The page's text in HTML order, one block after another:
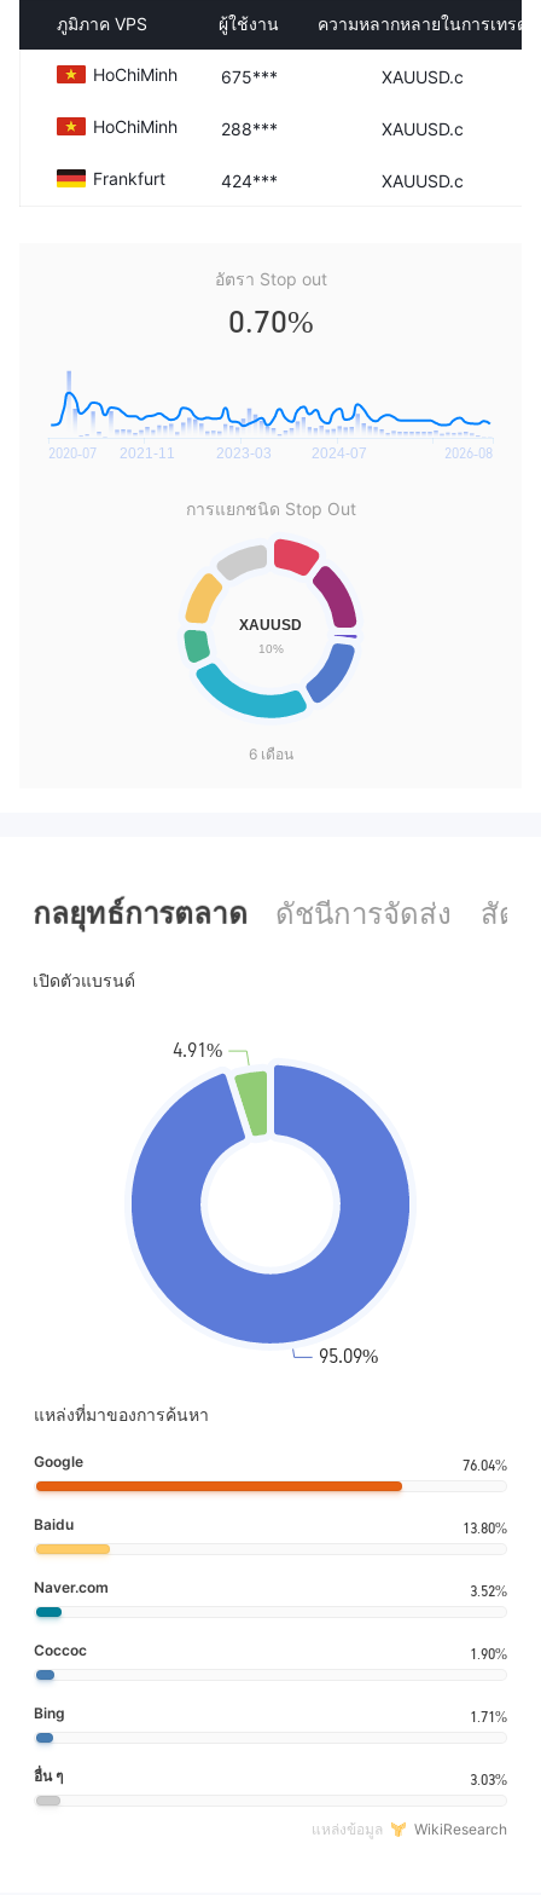
ภูมิภาค VPS ผู้ใช้งาน ความหลากหลายในการเทรด
HoChiMinh 675*** XAUUSD.c
HoChiMinh 288*** XAUUSD.c
Frankfurt 424*** XAUUSD.c
อัตรา Stop out
0.70%
การแยกชนิด Stop Out
6 เดือน
กลยุทธ์การตลาด ดัชนีการจัดส่ง สัด
แหล่งที่มาของการค้นหา
Google 76.04%
Baidu 13.80%
Naver.com 3.52%
Coccoc 1.90%
Bing 1.71%
อื่น ๆ 3.03%
แหล่งข้อมูล WikiResearch